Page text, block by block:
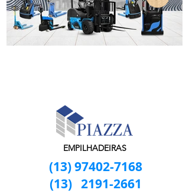
EMPILHADEIRAS
(13) 97402-7168
(13) 2191-2661